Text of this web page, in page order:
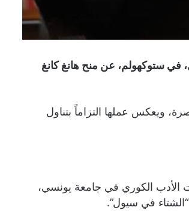
اليوم الخميس 10 أكتوبر/ تشرين الأول، في ستوكهولم، عن منح هانغ كانغ
الأدبية المعاصرة، ويعكس عملها التزاماً بتناول
في مدينة غوانغجو. درست الأدب الكوري في جامعة يونسي،